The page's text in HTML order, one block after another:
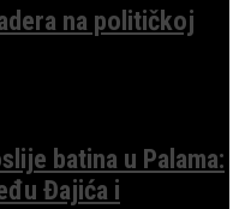
na političkoj
batina u Palama:
Đajića i